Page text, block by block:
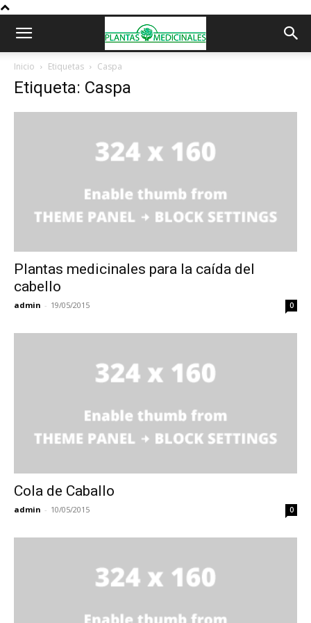
Inicio Etiquetas Caspa
Etiqueta: Caspa
Plantas medicinales para la caída del
cabello
admin - 19/05/2015 0
Cola de Caballo
admin - 10/05/2015 0